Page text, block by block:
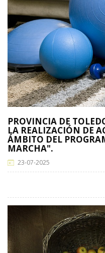
PROVINCIA DE
LA REALIZACIÓN DE
ÁMBITO DEL
MARCHA".
23-07-2025